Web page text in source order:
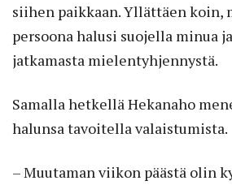
siihen paikkaan. Yllättäen koin,
persoona halusi suojella minua
jatkamasta mielentyhjennystä.
Samalla hetkellä Hekanaho
halunsa tavoitella valaistumista.
– Muutaman viikon päästä olin